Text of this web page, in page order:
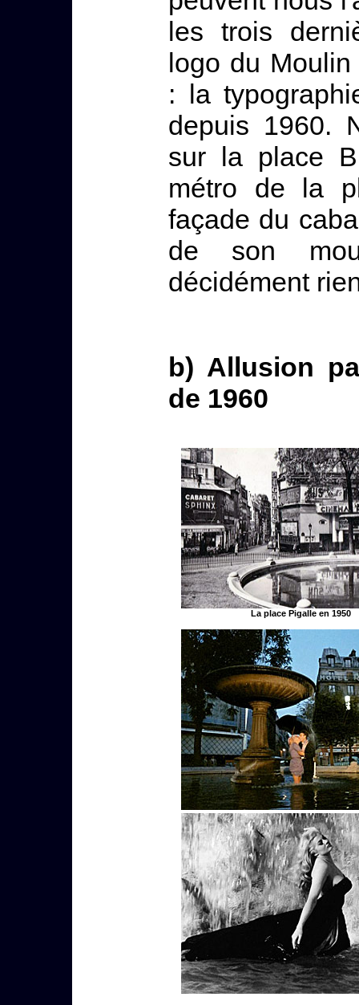
les trois
logo du
: la
depuis 1960.
sur la place
métro de la
façade du
de son
décidément
b) Allusion
de 1960
La place Pigalle en 1950